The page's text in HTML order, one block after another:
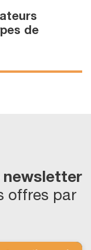
de
newsletter
offres par